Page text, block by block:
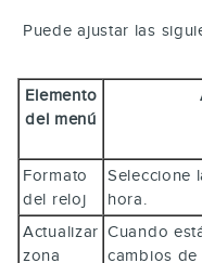
Puede ajustar las
Elemento
del menú
Formato
del reloj
Seleccione
hora.
Actualizar
zona
Cuando
cambios